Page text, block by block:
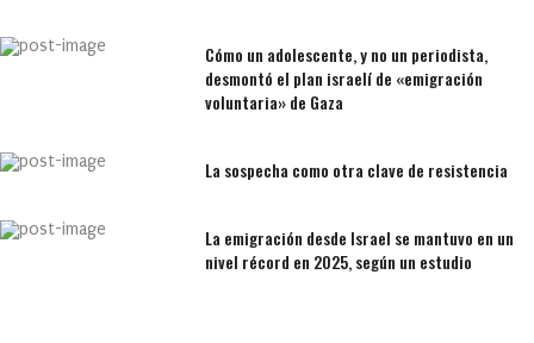
Cómo un adolescente, y no un periodista,
desmontó el plan israelí de «emigración
voluntaria» de Gaza
La sospecha como otra clave de resistencia
La emigración desde Israel se mantuvo en un
nivel récord en 2025, según un estudio